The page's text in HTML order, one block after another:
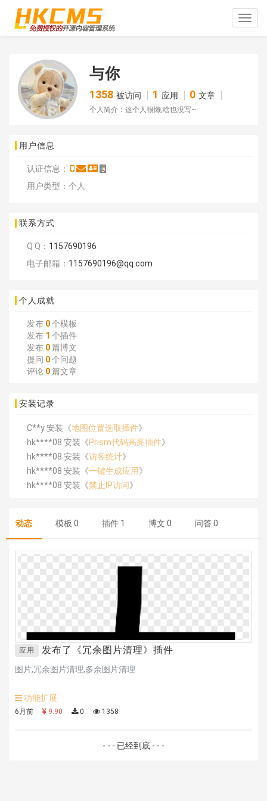
Toggle
与你
1358 被访问 1 应用 0 文章
个人简介：这个人很懒,啥也没写~
用户信息
认证信息：
用户类型：个人
联系方式
Q Q： 1157690196
电子邮箱： 1157690196@qq.com
个人成就
发布 0个模板
发布 1 个插件
发布 0篇博文
提问 0个问题
评论 0篇文章
安装记录
C**y 安装《地图位置选取插件》
hk****08 安装《Prism代码高亮插件》
hk****08 安装《访客统计》
hk****08 安装《一键生成应用》
hk****08 安装《禁止IP访问》
碧**天 安装《 文章采集插件（支持多模型）
hk****70 安装《
Technoai科技人工智能IT服务多用途网站模板
双语言响应式科技通用模板
双语言响应式科技通用模板
hk****82 安装《响应式多语言会计机构模板》
hk****82 安装《响应式多语言文化传媒模板
hk****71 安装《响应式大气家居公司模板
C**y 安装《
动态 模板 0 插件 1 博文 0 问答0
应用 发布了《冗余图片清理》插件
图片,冗余图片清理,多余图片清理
功能扩展
6月前 9.90 0 1358
- - - 已经到底 - - -